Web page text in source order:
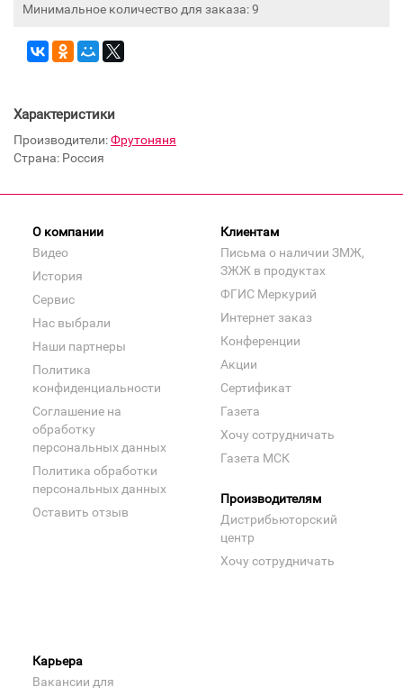
Минимальное количество для заказа: 9
Характеристики
Производители:Фрутоняня
Страна: Россия
О компании
Видео
История
Сервис
Нас выбрали
Наши партнеры
Политика
конфиденциальности
Соглашение на
обработку
персональных данных
Политика обработки
персональных данных
Оставить отзыв
Клиентам
Письма о наличии ЗМЖ,
ЗЖЖ в продуктах
ФГИС Меркурий
Интернет заказ
Конференции
Акции
Сертификат
Газета
Хочу сотрудничать
Газета МСК
Производителям
Дистрибьюторский
центр
Хочу сотрудничать
Карьера
Вакансии для